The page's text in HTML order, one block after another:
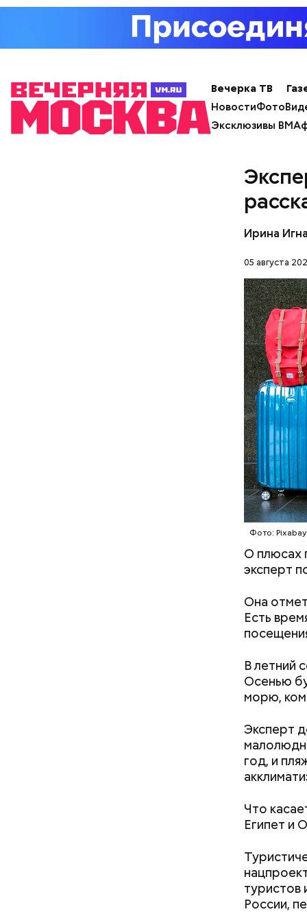
Вечерка ТВ
НовостиФото
Эксклюзивы ВМ
Ирина
05 августа
Фото: Pixabay
О плюсах
эксперт
Она
Есть
В летний
Осенью
морю,
Эксперт
год, и
Что
Египет и
туристов
России,
кабачок;
соль.
—
Копылов.
Вред
Фото:
Однако
полезна.